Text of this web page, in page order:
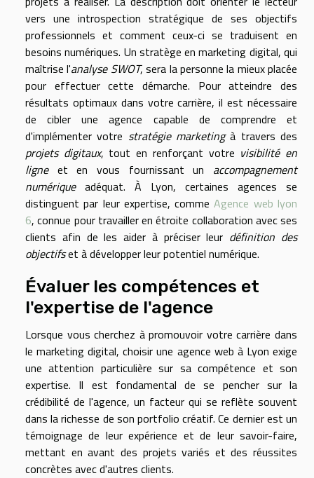
vers une introspection stratégique de ses objectifs
professionnels et comment ceux-ci se traduisent en
besoins numériques. Un stratège en marketing digital, qui
maîtrise l'analyse SWOT, sera la personne la mieux placée
pour effectuer cette démarche. Pour atteindre des
résultats optimaux dans votre carrière, il est nécessaire
de cibler une agence capable de comprendre et
d'implémenter votre stratégie marketingà travers des
projets digitaux, tout en renforçant votre visibilité en
ligneet en vous fournissant un accompagnement
numériqueadéquat. À Lyon, certaines agences se
distinguent par leur expertise, commeAgence web lyon
6, connue pour travailler en étroite collaboration avec ses
clients afin de les aider à préciser leur définition des
objectifset à développer leur potentiel numérique.
Évaluer les compétences et
l'expertise de l'agence
Lorsque vous cherchez à promouvoir votre carrière dans
le marketing digital, choisir une agence web à Lyon exige
une attention particulière sur sa compétence et son
expertise. Il est fondamental de se pencher sur la
crédibilité de l'agence, un facteur qui se reflète souvent
dans la richesse de son portfolio créatif. Ce dernier est un
témoignage de leur expérience et de leur savoir-faire,
mettant en avant des projets variés et des réussites
concrètes avec d'autres clients.